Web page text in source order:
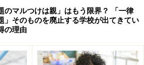
教育ガイド 鈴木邦明氏の解
ているのにやり方が違うという
のマルつけは親」はもう限界？ 「一律
」そのものを廃止する学校が出てきてい
の理由